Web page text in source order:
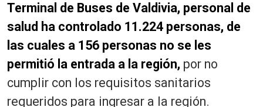
Terminal de Buses de Valdivia, personal de
salud ha controlado 11.224 personas, de
las cuales a 156 personas no se les
permitió la entrada a la región, por no
cumplir con los requisitos sanitarios
requeridos para ingresar a la región.